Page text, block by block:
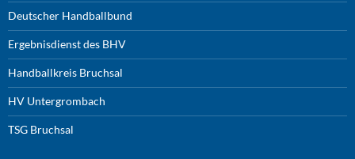
Deutscher Handballbund
Ergebnisdienst des BHV
Handballkreis Bruchsal
HV Untergrombach
TSG Bruchsal